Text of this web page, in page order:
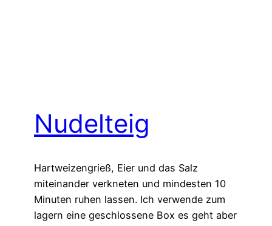
Nudelteig
Hartweizengrieß, Eier und das Salz
miteinander verkneten und mindesten 10
Minuten ruhen lassen. Ich verwende zum
lagern eine geschlossene Box es geht aber